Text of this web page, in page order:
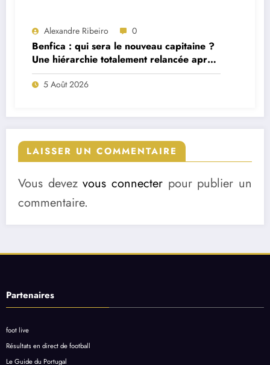
Alexandre Ribeiro 0
Benfica : qui sera le nouveau capitaine ?
Une hiérarchie totalement relancée après
deux départs majeurs
5 Août 2026
LAISSER UN COMMENTAIRE
Vous devezvous connecter pour publier un
commentaire.
Partenaires
foot live
Résultats en direct de football
Le Guide du Portugal